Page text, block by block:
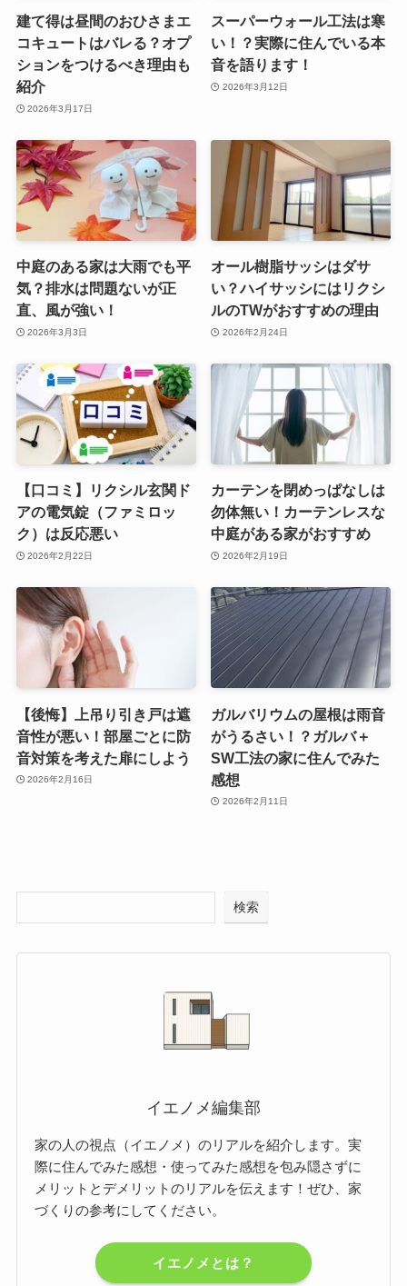
建て得は昼間のおひさまエ
コキュートはバレる？オプ
ションをつけるべき理由も
紹介
2026年3月17日
スーパーウォール工法は寒
い！？実際に住んでいる本
音を語ります！
2026年3月12日
中庭のある家は大雨でも平
気？排水は問題ないが正
直、風が強い！
2026年3月3日
オール樹脂サッシはダサ
い？ハイサッシにはリクシ
ルのTWがおすすめの理由
2026年2月24日
【口コミ】リクシル玄関ド
アの電気錠（ファミロッ
ク）は反応悪い
2026年2月22日
カーテンを閉めっぱなしは
勿体無い！カーテンレスな
中庭がある家がおすすめ
2026年2月19日
【後悔】上吊り引き戸は遮
音性が悪い！部屋ごとに防
音対策を考えた扉にしよう
2026年2月16日
ガルバリウムの屋根は雨音
がうるさい！？ガルバ＋
SW工法の家に住んでみた
感想
2026年2月11日
検索
イエノメ編集部
家の人の視点（イエノメ）のリアルを紹介します。実
際に住んでみた感想・使ってみた感想を包み隠さずに
メリットとデメリットのリアルを伝えます！ぜひ、家
づくりの参考にしてください。
イエノメとは？